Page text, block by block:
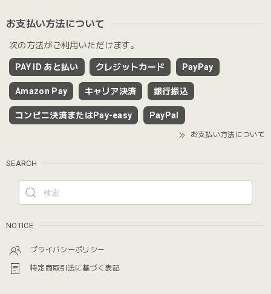
お支払い方法について
次の方法がご利用いただけます。
PAY ID あと払い クレジットカード PayPay
Amazon Pay キャリア決済 銀行振込
コンビニ決済またはPay-easy PayPal
お支払い方法について
SEARCH
NOTICE
プライバシーポリシー
特定商取引法に基づく表記